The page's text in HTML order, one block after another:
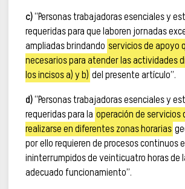
c)“Personas trabajadoras esenciales y
requeridas para que laboren jornadas
ampliadas brindando servicios de apoyo
necesarios para atender las actividades
los incisos a) y b) del presente artículo”.
d)“Personas trabajadoras esenciales y
requeridas para la operación de servicios
realizarse en diferentes zonas horarias
por ello requieren de procesos continuos e
ininterrumpidos de veinticuatro horas de
adecuado funcionamiento”.